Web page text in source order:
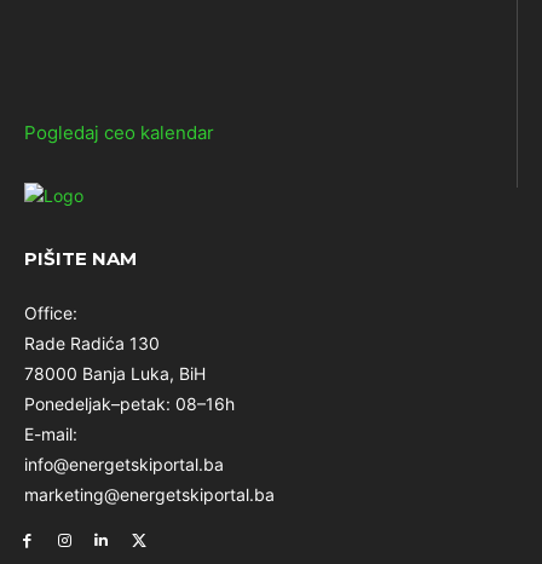
Pogledaj ceo kalendar
PIŠITE NAM
Office:
Rade Radića 130
78000 Banja Luka, BiH
Ponedeljak–petak: 08–16h
E-mail:
info@energetskiportal.ba
marketing@energetskiportal.ba